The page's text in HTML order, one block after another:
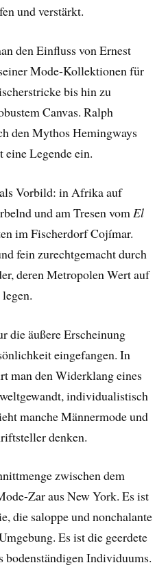
und verstärkt.
den Einfluss von Ernest
Mode-Kollektionen für
bis hin zu
Canvas. Ralph
den Mythos Hemingways
Legende ein.
Vorbild: in Afrika auf
und am Tresen vomEl
im Fischerdorf Cojímar.
fein zurechtgemacht durch
deren Metropolen Wert auf
die äußere Erscheinung
eingefangen. In
man den Widerklang eines
individualistisch
manche Männermode und
denken.
zwischen dem
Zar aus New York. Es ist
die saloppe und nonchalante
Es ist die geerdete
Individuums.